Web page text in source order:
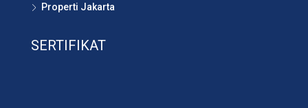
Properti Jakarta
SERTIFIKAT